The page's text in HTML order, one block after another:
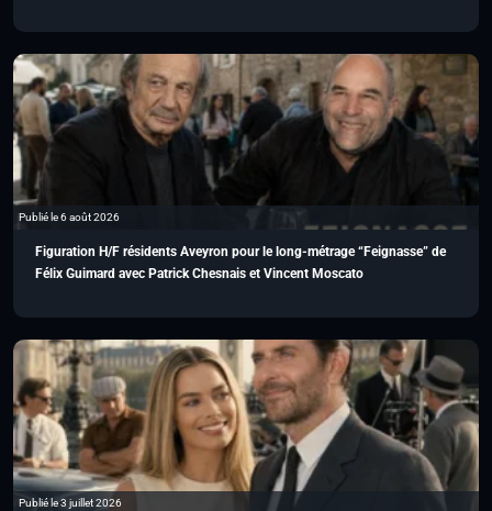
Publié le 6 août 2026
Figuration H/F résidents Aveyron pour le long-métrage “Feignasse” de
Félix Guimard avec Patrick Chesnais et Vincent Moscato
Publié le 3 juillet 2026